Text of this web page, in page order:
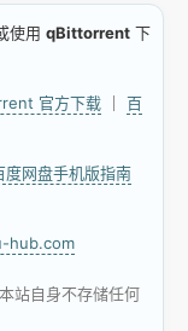
使用 qBittorrent 下
官方下载
百
度网盘手机版指南
hub.com
站自身不存储任何